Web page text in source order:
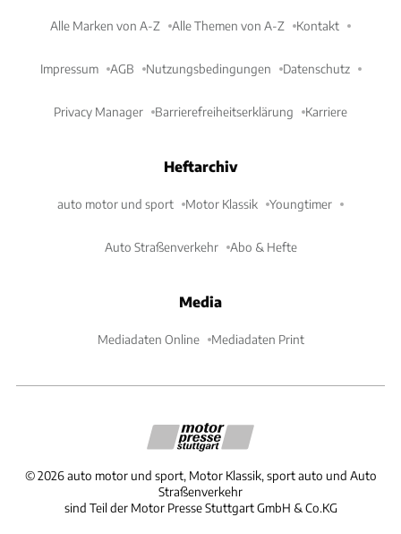
Alle Marken von A-Z Alle Themen von A-Z Kontakt
Impressum AGB Nutzungsbedingungen Datenschutz
Privacy Manager Barrierefreiheitserklärung Karriere
Heftarchiv
auto motor und sport Motor Klassik Youngtimer
Auto Straßenverkehr Abo & Hefte
Media
Mediadaten Online Mediadaten Print
©2026 auto motor und sport, Motor Klassik, sport auto und Auto
Straßenverkehr
sind Teil der Motor Presse Stuttgart GmbH & Co.KG